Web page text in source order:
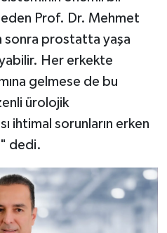
Prof. Dr. Mehmet
sonra prostatta yaşa
Her erkekte
gelmese de bu
ürolojik
ihtimal sorunların erken
dedi.